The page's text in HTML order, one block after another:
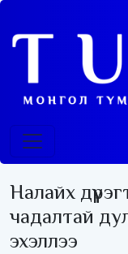
Налайх
чадалтай
эхэллээ